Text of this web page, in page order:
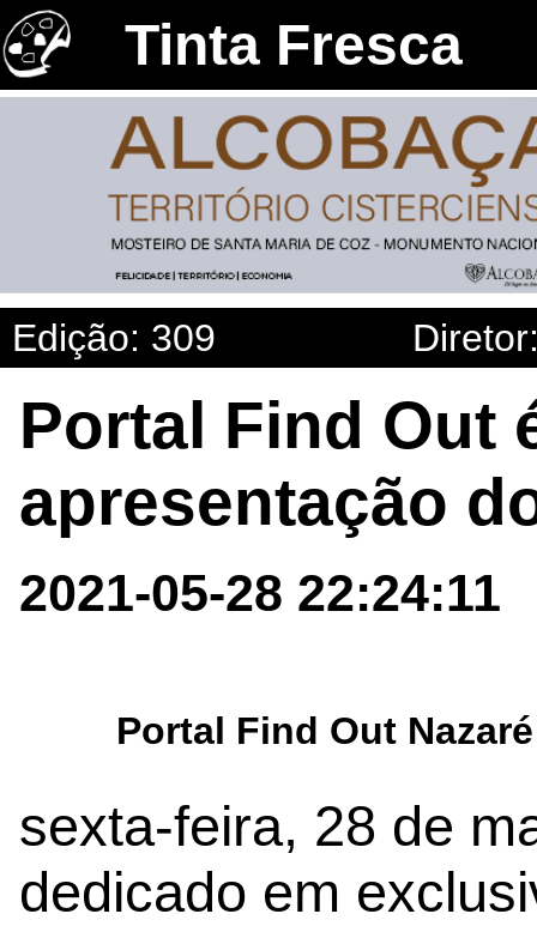
Tinta Fresca
Edição: 309
Portal Find Out
apresentação
2021-05-28 22:24:11
Portal Find Out Nazaré
sexta-feira, 28 de
dedicado em